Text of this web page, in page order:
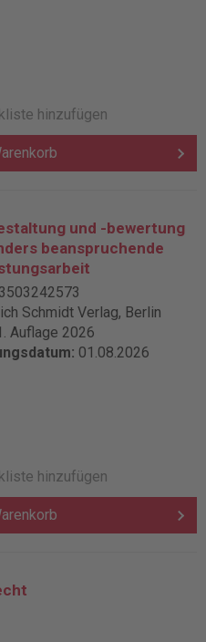
hinzufügen
und -bewertung
beanspruchende
Schmidt Verlag, Berlin
Auflage 2026
01.08.2026
hinzufügen